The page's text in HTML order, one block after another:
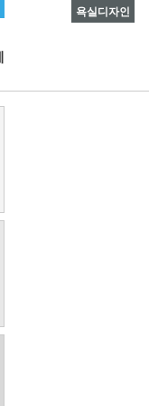
욕실디자인